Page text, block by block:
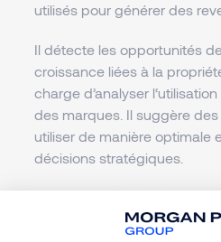
utilisés pour générer des
Il détecte les opportunités
croissance liées à la
charge d’analyser
des marques. Il suggère
utiliser de manière optimale
décisions stratégiques.
conformité des activités et